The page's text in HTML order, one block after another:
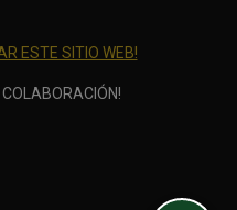
ESTE SITIO WEB!